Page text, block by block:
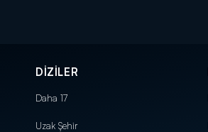
DİZİLER
Daha 17
Uzak Şehir